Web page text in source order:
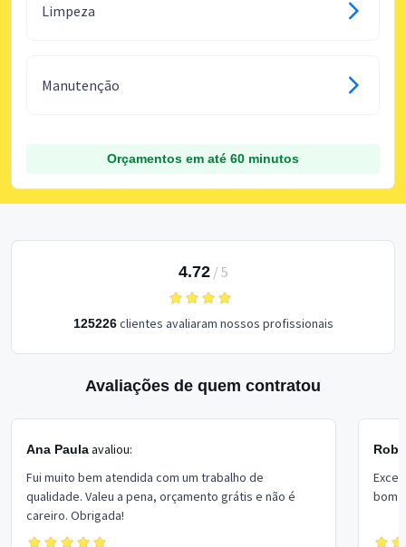
Limpeza
Manutenção
Orçamentos em até 60 minutos
4.72/ 5
125226clientes avaliaram nossos profissionais
Avaliações de quem contratou
Ana Paulaavaliou:
Fui muito bem atendida com um trabalho de
qualidade. Valeu a pena, orçamento grátis e não é
careiro. Obrigada!
bom